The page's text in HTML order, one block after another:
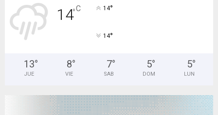
14°C 14°
14°
13°
JUE
8°
VIE
7°
SAB
5°
DOM
5°
LUN